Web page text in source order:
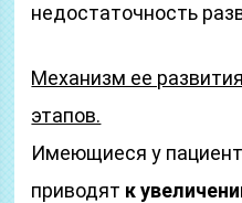
недостаточность
Механизм ее
этапов.
Имеющиеся у
приводят к